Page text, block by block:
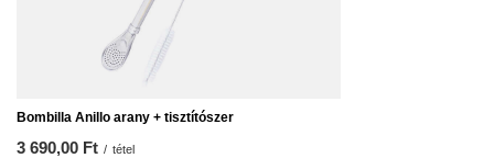
Bombilla Anillo arany + tisztítószer
3 690,00 Ft / tétel